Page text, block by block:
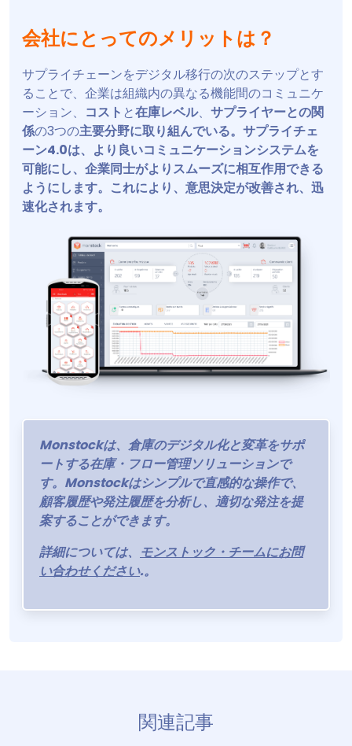
会社にとってのメリットは？
サプライチェーンをデジタル移行の次のステップとす
ることで、企業は組織内の異なる機能間のコミュニケ
ーション、 コスト と在庫レベル、 サプライヤーとの関
係の3つの主要分野に取り組んでいる。サプライチェ
ーン4.0は、より良いコミュニケーションシステムを
可能にし、企業同士がよりスムーズに相互作用できる
ようにします。これにより、意思決定が改善され、迅
速化されます。
Monstockは、倉庫のデジタル化と変革をサポ
ートする在庫・フロー管理ソリューションで
す。Monstockはシンプルで直感的な操作で、
顧客履歴や発注履歴を分析し、適切な発注を提
案することができます。
詳細については、 モンストック・チームにお問
い合わせください.。
関連記事